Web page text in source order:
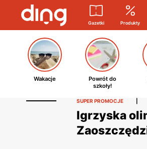
Gazetki Produkty
Wakacje
Powrót do
szkoły!
SUPER PROMOCJE
Igrzyska